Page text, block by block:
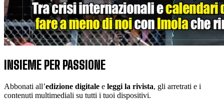
INSIEME PER PASSIONE
Abbonati all’edizione digitale e leggi la rivista, gli arretrati e i
contenuti multimediali su tutti i tuoi dispositivi.